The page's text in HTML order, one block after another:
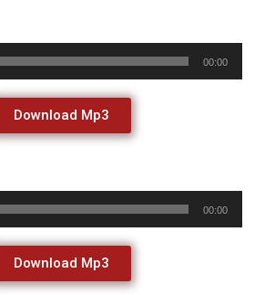
00:00
Download Mp3
00:00
Download Mp3